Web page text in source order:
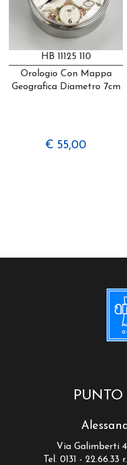
HB 11125 110
Orologio Con Mappa
Geografica Diametro 7cm
€ 55,00
Via Galimberti
Tel. 0131 - 22.66.33